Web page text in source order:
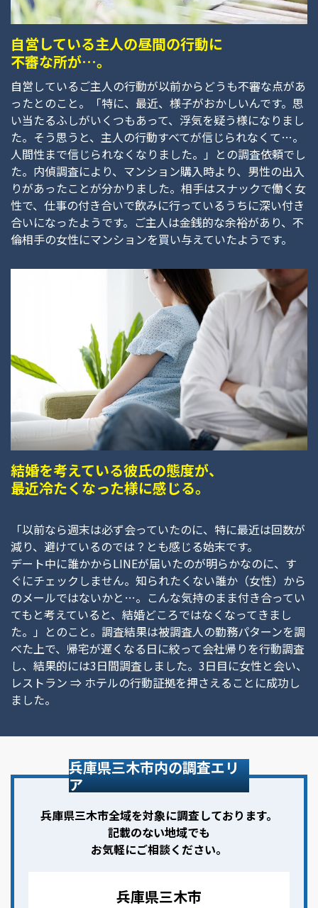
自営している主人の昼間の行動に
不審な所が…。
自営しているご主人の行動が以前からどうも不審な点があ
ったとのこと。「特に、最近、様子がおかしいんです。思
い当たるふしがいくつもあって、浮気を疑う様になりまし
た。そう思うと、主人の行動すべてが信じられなくて…。
人間性まで信じられなくなりました。」との調査依頼でし
た。内偵調査により、マンション購入時より、男性の出入
りがあったことが分かりました。相手はスナックで働く女
性で、仕事の付き合いで飲みに行っているうちに深い付き
合いになったようです。ご主人は金銭的な余裕があり、不
倫相手の女性にマンションを買い与えていたようです。
結婚を考えている彼氏の態度が、
最近冷たくなった様に感じる。
「以前なら週末は必ず会っていたのに、特に最近は回数が
減り、避けているのでは？とも感じる始末です。
デート中に誰かからLINEが届いたのが明らかなのに、す
ぐにチェックしません。知られたくない誰か（女性）から
のメールではないかと…。こんな気持のまま付き合ってい
てもと考えていると、結婚どころではなくなってきまし
た。」とのこと。調査結果は被調査人の勤務パターンを調
べた上で、帰宅が遅くなる日に絞って会社帰りを行動調査
し、結果的には3日間調査しました。3日目に女性と会い、
レストラン ⇒ ホテルの行動証拠を押さえることに成功し
ました。
兵庫県三木市内の調査エリ
ア
兵庫県三木市全域を対象に調査しております。
記載のない地域でも
お気軽にご相談ください。
兵庫県三木市